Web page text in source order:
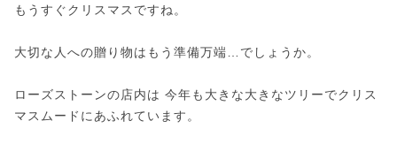
もうすぐクリスマスですね。
大切な人への贈り物はもう準備万端…でしょうか。
ローズストーンの店内は 今年も大きな大きなツリーでクリス
マスムードにあふれています。